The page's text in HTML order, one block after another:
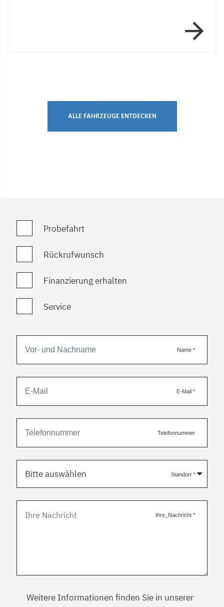
ALLE FAHRZEUGE ENTDECKEN
Probefahrt
Rückrufwunsch
Finanzierung erhalten
Service
Name *
E-Mail *
Telefonnummer
Standort *
Bitte auswählen
Ihre_Nachricht *
Weitere Informationen finden Sie in unserer